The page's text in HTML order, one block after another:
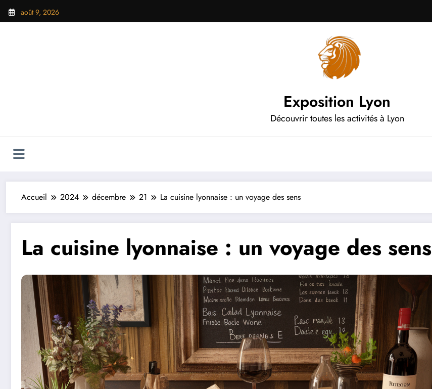
Aller
août 9, 2026
Exposition Lyon
Découvrir toutes les activités à Lyon
Accueil 2024 décembre 21 La cuisine lyonnaise : un voyage des sens
La cuisine lyonnaise : un voyage des sens